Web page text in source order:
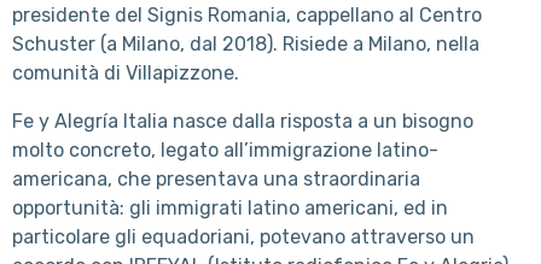
presidente del Signis Romania, cappellano al Centro
Schuster (a Milano, dal 2018). Risiede a Milano, nella
comunità di Villapizzone.
Fe y Alegría Italia nasce dalla risposta a un bisogno
molto concreto, legato all’immigrazione latino-
americana, che presentava una straordinaria
opportunità: gli immigrati latino americani, ed in
particolare gli equadoriani, potevano attraverso un